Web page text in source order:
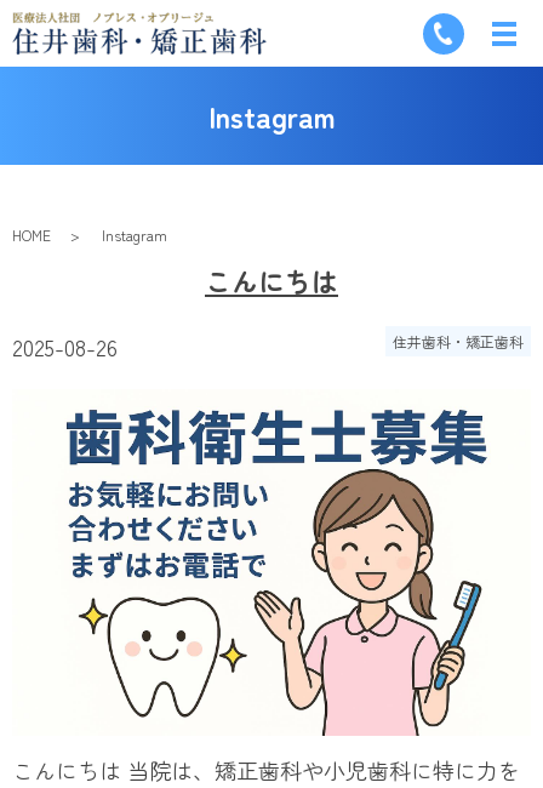
Instagram
HOME Instagram
こんにちは
2025-08-26 住井歯科・矯正歯科
こんにちは 当院は、矯正歯科や小児歯科に特に力を